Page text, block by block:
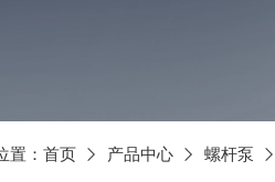
置： 首页 产品中心 螺杆泵